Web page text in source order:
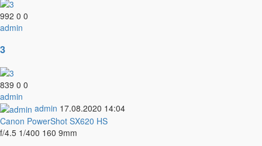
992 0 0
admin
3
839 0 0
admin
admin 17.08.2020 14:04
Canon PowerShot SX620 HS
f/4.5 1/400 160 9mm